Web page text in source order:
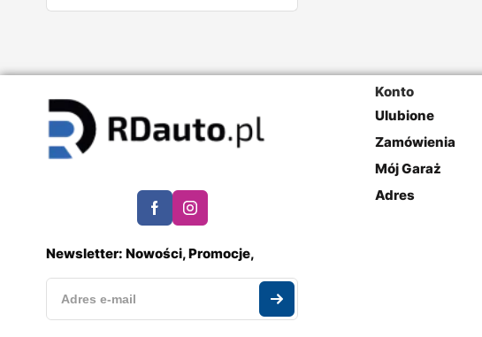
Newsletter: Nowości, Promocje,
Konto
Ulubione
Zamówienia
Mój Garaż
Adres